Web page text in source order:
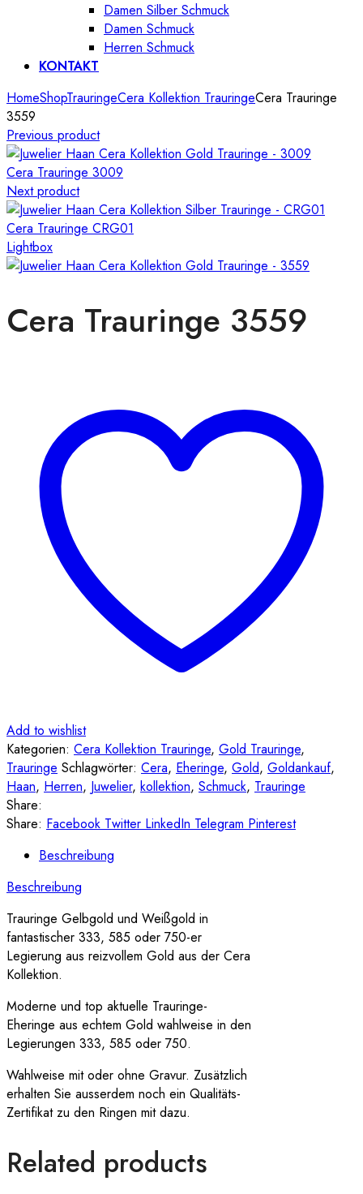
Damen Silber Schmuck
Damen Schmuck
Herren Schmuck
KONTAKT
HomeShopTrauringeCera Kollektion TrauringeCera Trauringe
3559
Previous product
Cera Trauringe 3009
Next product
Cera Trauringe CRG01
Lightbox
Cera Trauringe 3559
Add to wishlist
Kategorien: Cera Kollektion Trauringe, Gold Trauringe,
Trauringe Schlagwörter: Cera, Eheringe, Gold, Goldankauf,
Haan, Herren, Juwelier, kollektion, Schmuck, Trauringe
Share:
Share: Facebook Twitter LinkedIn Telegram Pinterest
Beschreibung
Beschreibung
Trauringe Gelbgold und Weißgold in
fantastischer 333, 585 oder 750-er
Legierung aus reizvollem Gold aus der Cera
Kollektion.
Moderne und top aktuelle Trauringe-
Eheringe aus echtem Gold wahlweise in den
Legierungen 333, 585 oder 750.
Wahlweise mit oder ohne Gravur. Zusätzlich
erhalten Sie ausserdem noch ein Qualitäts-
Zertifikat zu den Ringen mit dazu.
Related products